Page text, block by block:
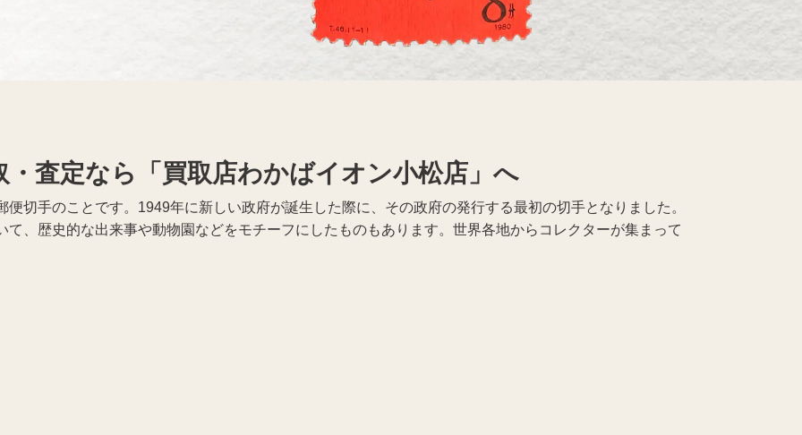
Apple買取 レコード買取
・査定なら「買取店わかばイオン小松店」へ
切手のことです。1949年に新しい政府が誕生した際に、その政府の発行する最初の切手となりました。
、歴史的な出来事や動物園などをモチーフにしたものもあります。世界各地からコレクターが集まって